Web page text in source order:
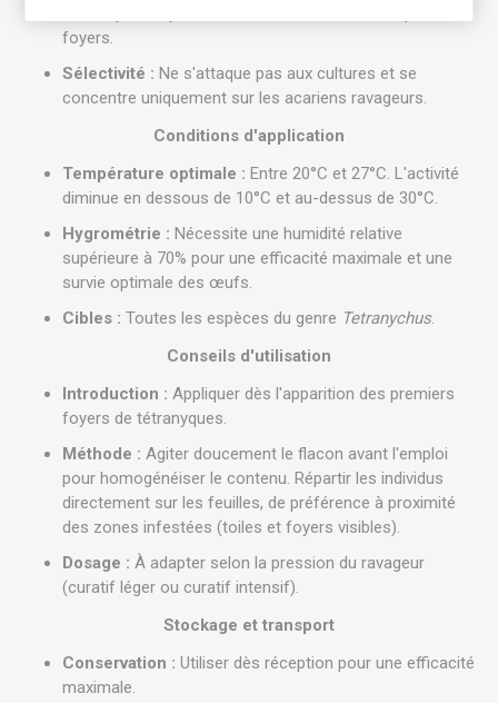
foyers.
Sélectivité : Ne s'attaque pas aux cultures et se
concentre uniquement sur les acariens ravageurs.
Conditions d'application
Température optimale : Entre 20°C et 27°C. L'activité
diminue en dessous de 10°C et au-dessus de 30°C.
Hygrométrie : Nécessite une humidité relative
supérieure à 70% pour une efficacité maximale et une
survie optimale des œufs.
Cibles : Toutes les espèces du genre Tetranychus.
Conseils d'utilisation
Introduction : Appliquer dès l'apparition des premiers
foyers de tétranyques.
Méthode : Agiter doucement le flacon avant l'emploi
pour homogénéiser le contenu. Répartir les individus
directement sur les feuilles, de préférence à proximité
des zones infestées (toiles et foyers visibles).
Dosage : À adapter selon la pression du ravageur
(curatif léger ou curatif intensif).
Stockage et transport
Conservation : Utiliser dès réception pour une efficacité
maximale.